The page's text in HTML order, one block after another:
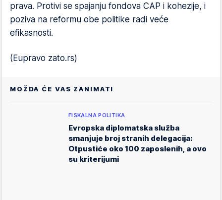
prava. Protivi se spajanju fondova CAP i kohezije, i
poziva na reformu obe politike radi veće
efikasnosti.
(Eupravo zato.rs)
MOŽDA ĆE VAS ZANIMATI
FISKALNA POLITIKA
Evropska diplomatska služba
smanjuje broj stranih delegacija:
Otpustiće oko 100 zaposlenih, a ovo
su kriterijumi